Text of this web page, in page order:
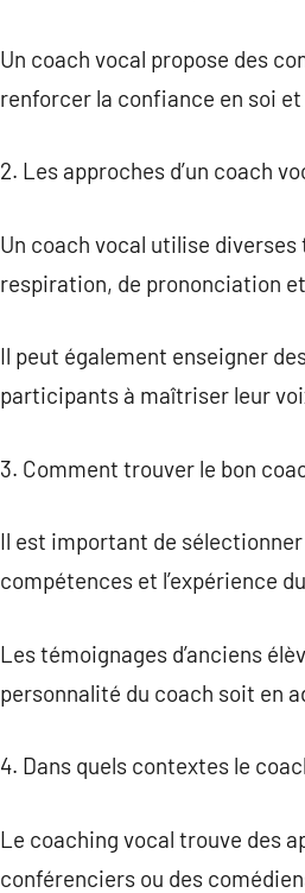
Un coach vocal propose des
renforcer la confiance en soi
2. Les approches d’un coach
Un coach vocal utilise
respiration, de prononciation
Il peut également enseigner
participants à maîtriser leur
3. Comment trouver le bon
Il est important de
compétences et l’expérience
Les témoignages d’anciens
personnalité du coach soit en
4. Dans quels contextes le
Le coaching vocal trouve des
conférenciers ou des